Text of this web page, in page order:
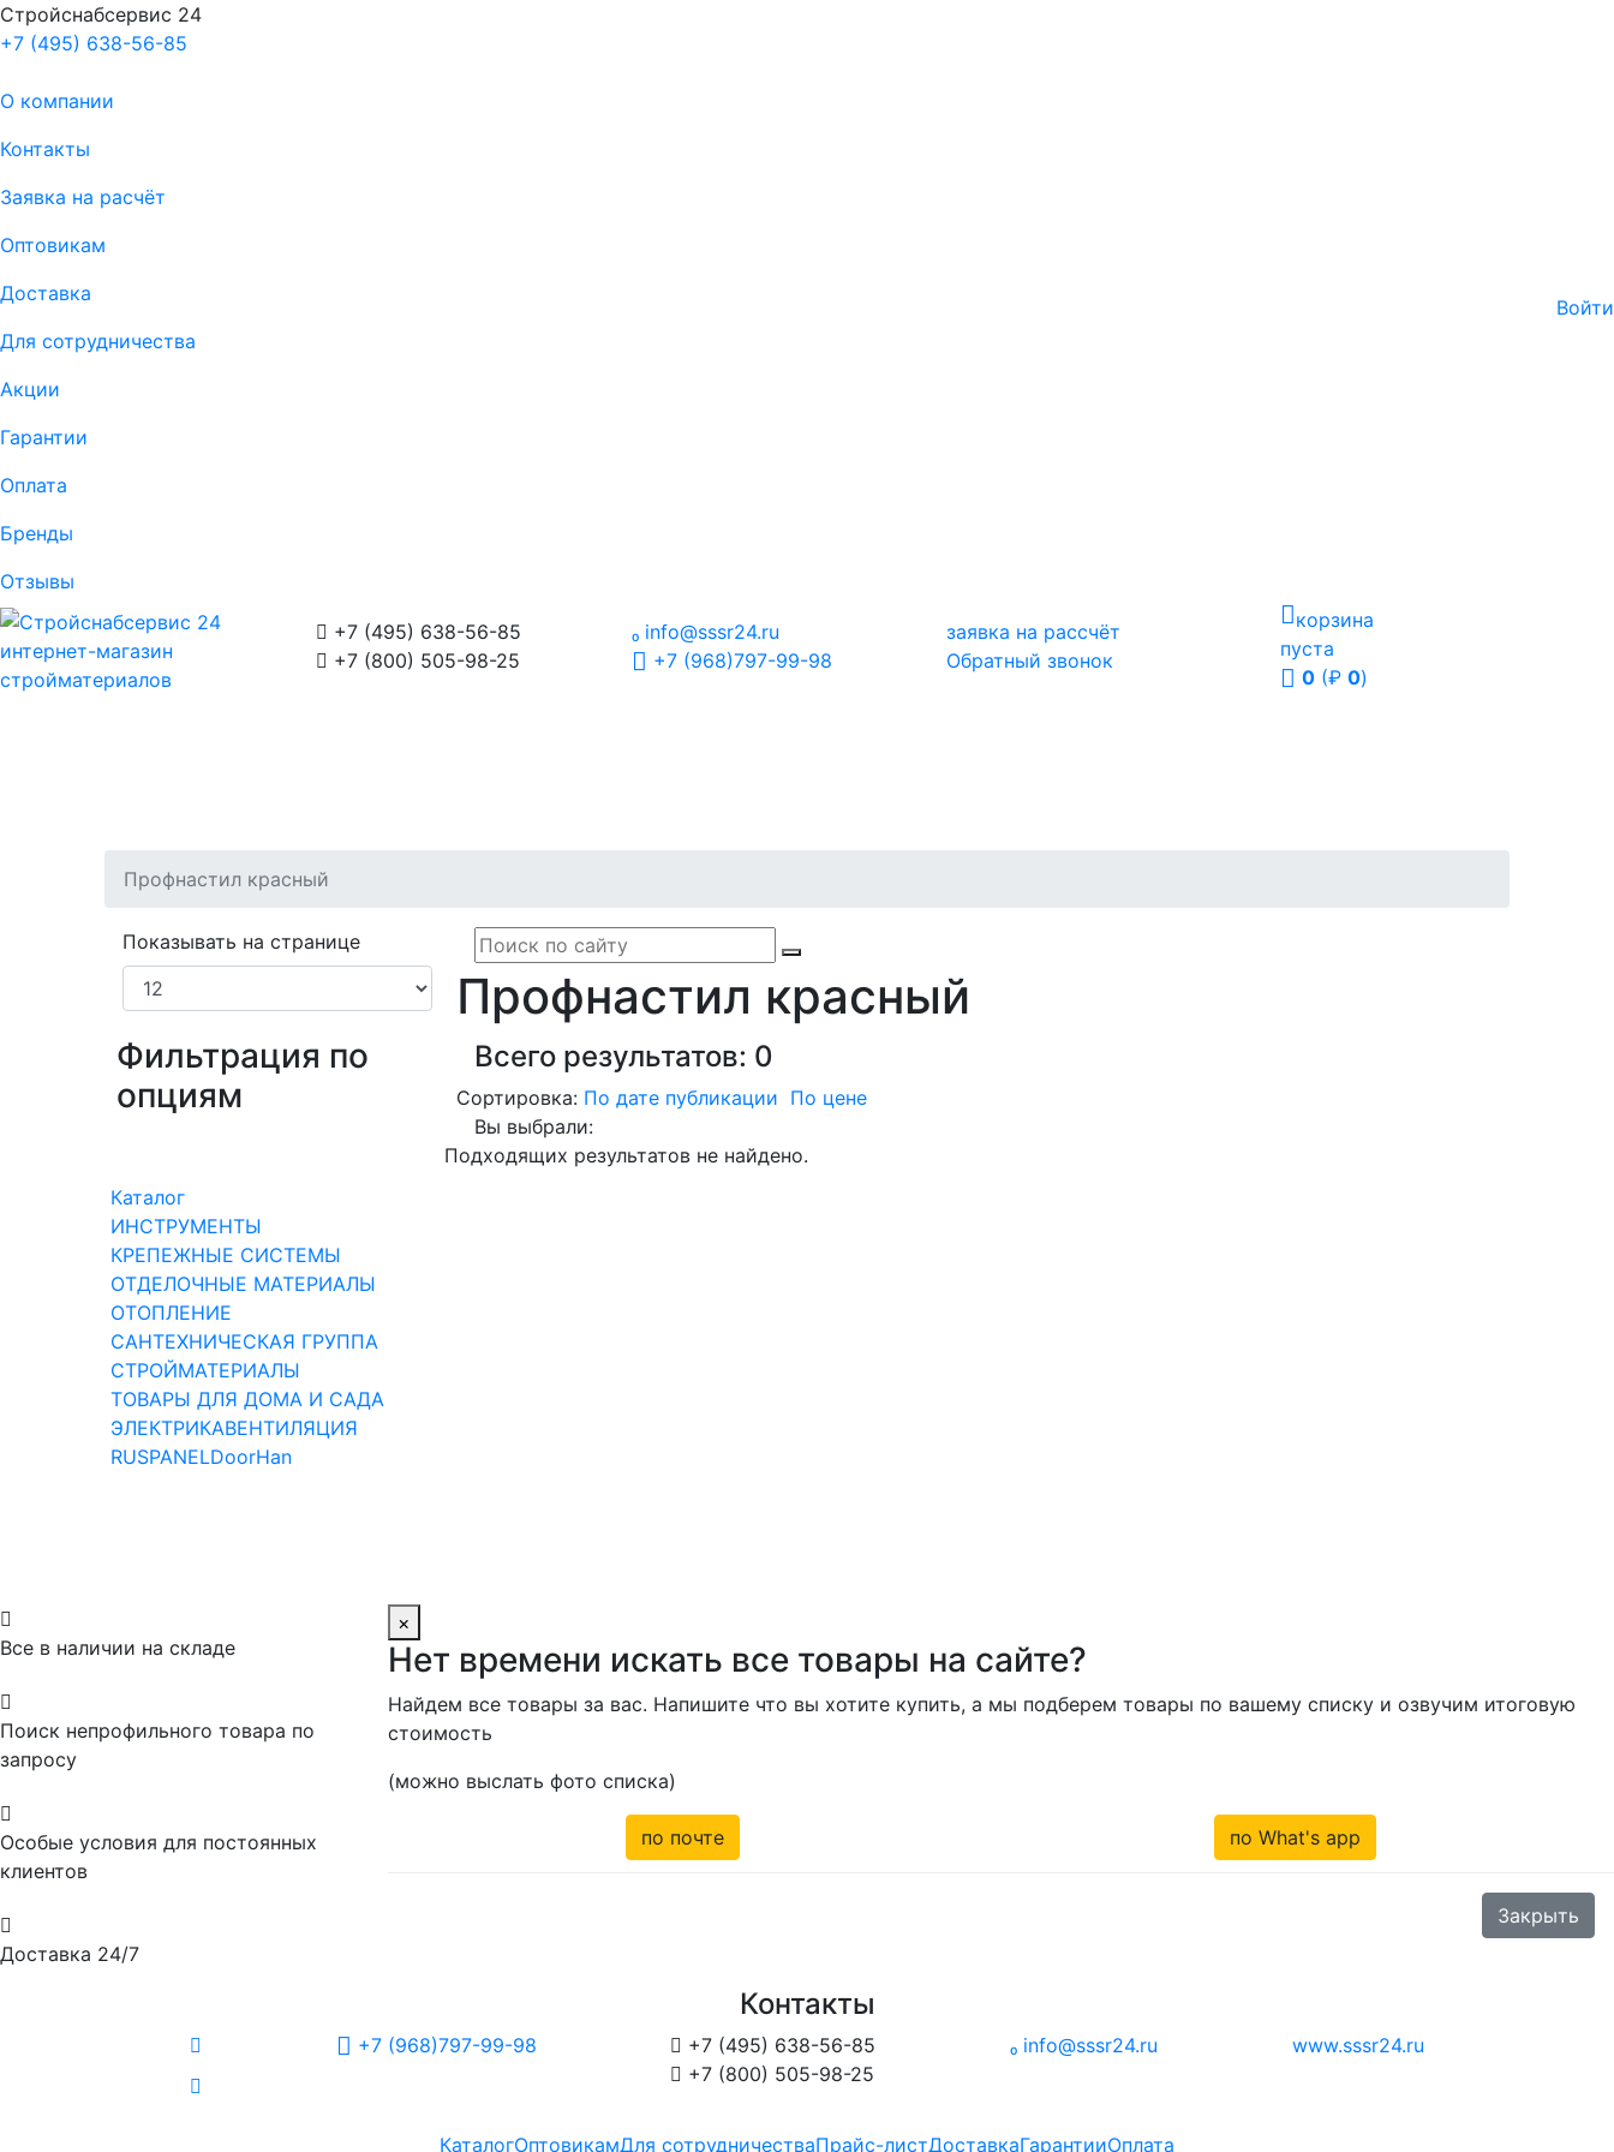
Стройснабсервис 24
+7 (495) 638-56-85
О компании
Контакты
Заявка на расчёт
Оптовикам
Доставка
Для сотрудничества
Акции
Гарантии
Оплата
Бренды
Отзывы
Войти
интернет-магазин
стройматериалов
корзина
пуста
0 (₽0)
 +7 (495) 638-56-85
 +7 (800) 505-98-25
info@sssr24.ru
+7 (968)797-99-98
заявка на рассчёт
Обратный звонок
Профнастил красный
Профнастил красный
Всего результатов: 0
Сортировка: По дате публикации По цене
Вы выбрали:
Подходящих результатов не найдено.
Показывать на странице
Фильтрация по
опциям
Каталог
ИНСТРУМЕНТЫ
КРЕПЕЖНЫЕ СИСТЕМЫ
ОТДЕЛОЧНЫЕ МАТЕРИАЛЫ
ОТОПЛЕНИЕ
САНТЕХНИЧЕСКАЯ ГРУППА
СТРОЙМАТЕРИАЛЫ
ТОВАРЫ ДЛЯ ДОМА И САДА
ЭЛЕКТРИКАВЕНТИЛЯЦИЯ
RUSPANELDoorHan

Все в наличии на складе

Поиск непрофильного товара по
запросу

Особые условия для постоянных
клиентов

Доставка 24/7
×
Нет времени искать все товары на сайте?
Найдем все товары за вас. Напишите что вы хотите купить, а мы подберем товары по вашему списку и озвучим итоговую
стоимость
(можно выслать фото списка)
по почте по What's app
Закрыть
Контакты
+7 (968)797-99-98  +7 (495) 638-56-85
 +7 (800) 505-98-25
 info@sssr24.ru www.sssr24.ru
КаталогОптовикамДля сотрудничестваПрайс-листДоставкаГарантииОплата